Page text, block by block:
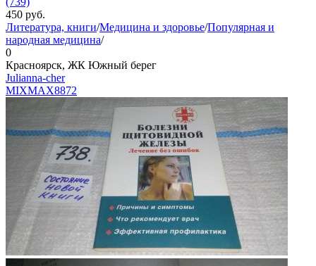
450 руб.
Литература, книги/Медицина и здоровье/Популярная и
народная медицина/
0
Красноярск, ЖК Южный берег
Julianna-cher
MIXMAX8872